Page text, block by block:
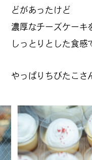
m
どがあったけど
濃厚なチーズケーキ
しっとりとした食感
やっぱりちびたこさ